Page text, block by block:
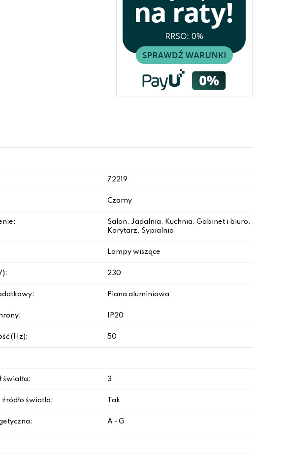
72219
Czarny
Salon, Jadalnia, Kuchnia, Gabinet i biuro,
Korytarz, Sypialnia
Lampy wiszące
230
Piana aluminiowa
IP20
(Hz): 50
światła: 3
światła: Tak
A - G